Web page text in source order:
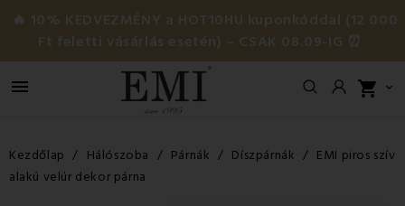
🔥 10% KEDVEZMÉNY a HOT10HU kuponkóddal (12 000
Ft feletti vásárlás esetén) – CSAK 08.09-IG ⏰
 shopping_cart 
Kezdőlap Hálószoba Párnák Díszpárnák
EMI piros szív
alakú velúr dekor párna